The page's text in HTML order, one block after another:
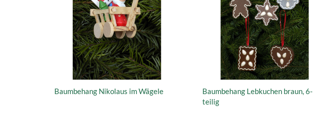
Baumbehang Nikolaus im Wägele
Baumbehang Lebkuchen braun, 6-
teilig